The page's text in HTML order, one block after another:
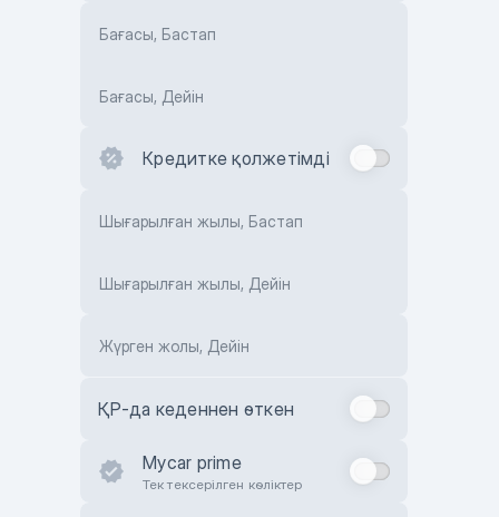
Бағасы, Бастап
Бағасы, Дейін
Кредитке қолжетімді
Шығарылған жылы, Бастап
Шығарылған жылы, Дейін
Жүрген жолы, Дейін
ҚР-да кеденнен өткен
Mycar prime
Тек тексерілген көліктер